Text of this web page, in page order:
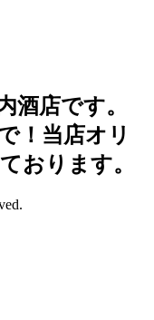
酒店です。
！当店オリ
おります。